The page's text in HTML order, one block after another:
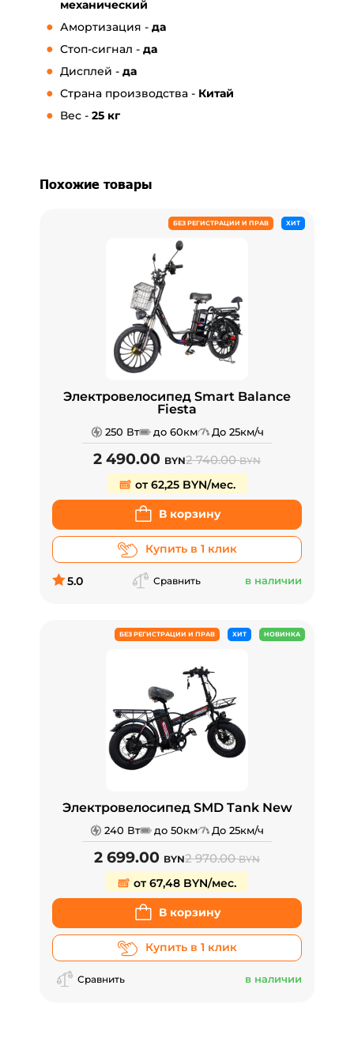
механический
Амортизация - да
Стоп-сигнал - да
Дисплей - да
Страна производства - Китай
Вес - 25 кг
Похожие товары
БЕЗ РЕГИСТРАЦИИ И ПРАВ ХИТ
Электровелосипед Smart Balance
Fiesta
250 Вт до 60км До 25км/ч
2 490.00 BYN2 740.00BYN
от 62,25 BYN/мес.
В корзину
Купить в 1 клик
5.0 Сравнить в наличии
БЕЗ РЕГИСТРАЦИИ И ПРАВ ХИТ НОВИНКА
Электровелосипед SMD Tank New
240 Вт до 50км До 25км/ч
2 699.00 BYN2 970.00BYN
от 67,48 BYN/мес.
В корзину
Купить в 1 клик
Сравнить в наличии